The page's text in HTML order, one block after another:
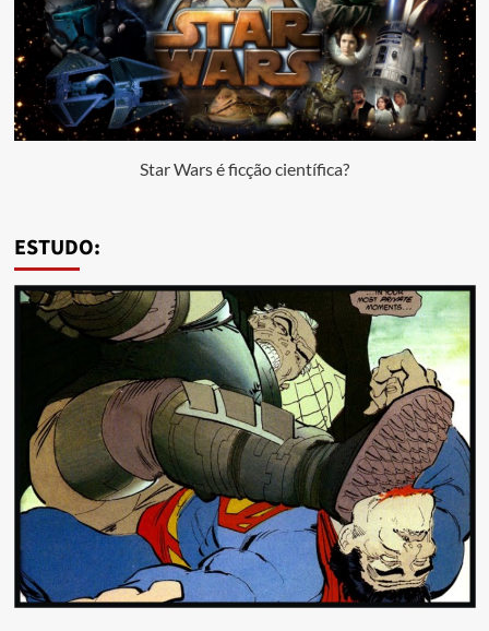
Star Wars é ficção científica?
ESTUDO: